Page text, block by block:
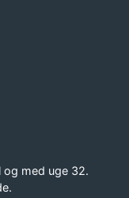
med uge 32.